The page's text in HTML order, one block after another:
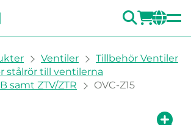
SÖK
Ventiler
Tillbehör Ventiler
stålrör till ventilerna
samt ZTV/ZTR
OVC-Z15
Visa